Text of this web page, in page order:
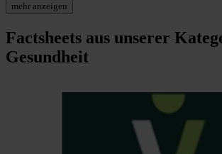
mehr anzeigen
Factsheets aus unserer
Gesundheit